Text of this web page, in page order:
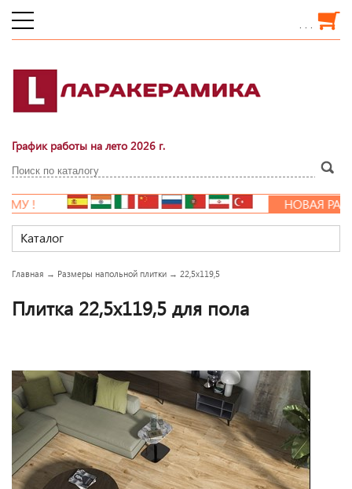
. . .
График работы на лето 2026 г.
!
НОВАЯ
Каталог
Главная → Размеры напольной плитки → 22,5x119,5
Плитка 22,5x119,5 для пола